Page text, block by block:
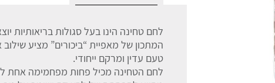
לחם טחינה הינו בעל סגולות בריאותיות
המתכון של מאפיית “ביכורים” מציע
טעם עדין ומרקם ייחודי.